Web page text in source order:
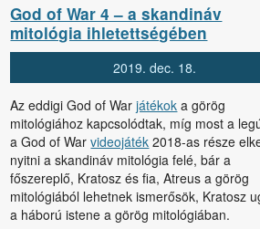
God of War 4 – a skandináv
mitológia ihletettségében
2019. dec. 18.
Az eddigi God of Warjátékok a görög
mitológiához kapcsolódtak, míg most a
a God of Warvideojáték 2018-as része
nyitni a skandináv mitológia felé, bár a
főszereplő, Kratosz és fia, Atreus a görög
mitológiából lehetnek ismerősök, Kratosz
a háború istene a görög mitológiában.